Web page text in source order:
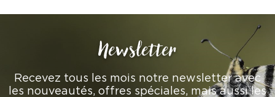
Newsletter
Recevez tous les mois notre newsletter avec
les nouveautés, offres spéciales, mais aussi les